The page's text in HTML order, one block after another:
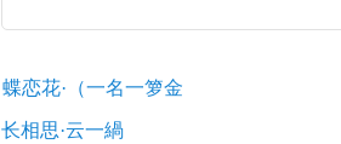
夜
亭
古
诗
词
蝶恋花·（一名一箩金
长相思·云一緺